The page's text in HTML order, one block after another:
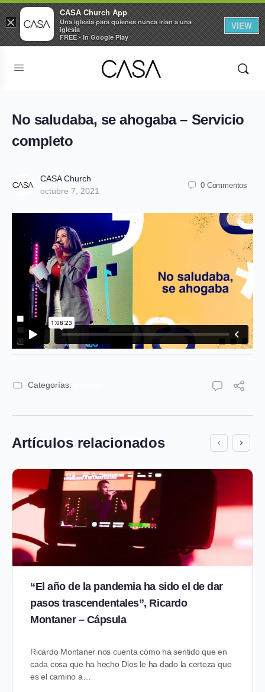
No saludaba, se ahogaba – Servicio
completo
CASA Church
octubre 7, 2021
0 Commentos
Categorías:
Artículos relacionados
“El año de la pandemia ha sido el de dar
pasos trascendentales”, Ricardo
Montaner – Cápsula
Ricardo Montaner nos cuenta cómo ha sentido que en
cada cosa que ha hecho Dios le ha dado la certeza que
es el camino a…
×
CASA Church App
Una iglesia para quienes nunca irían a una
iglesia
FREE - In Google Play
VIEW